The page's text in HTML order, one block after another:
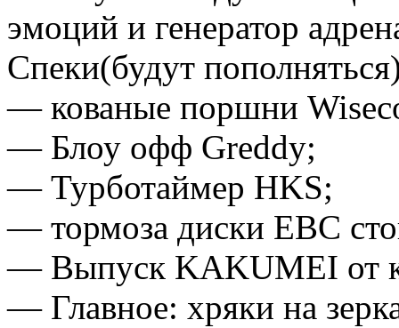
эмоций и генератор
Спеки(будут
— кованые поршни
— Блоу офф Greddy;
— Турботаймер HKS;
— тормоза диски EBC
— Выпуск KAKUMEI от
— Главное: хряки на